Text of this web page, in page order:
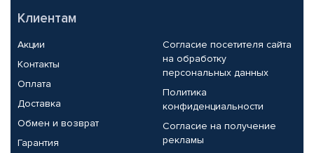
Клиентам
Акции
Контакты
Оплата
Доставка
Обмен и возврат
Гарантия
Согласие посетителя сайта
на обработку
персональных данных
Политика
конфиденциальности
Согласие на получение
рекламы